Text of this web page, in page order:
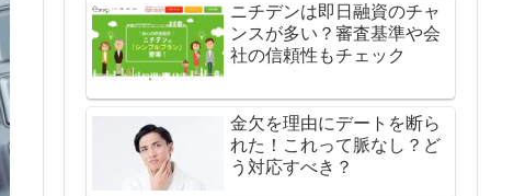
ニチデンは即日融資のチャ
ンスが多い？審査基準や会
社の信頼性もチェック
金欠を理由にデートを断ら
れた！これって脈なし？ど
う対応すべき？